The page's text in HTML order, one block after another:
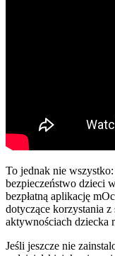
To jednak nie
bezpieczeństwo dzieci
bezpłatną aplikację
dotyczące korzystania
aktywnościach dziecka
Jeśli jeszcze nie